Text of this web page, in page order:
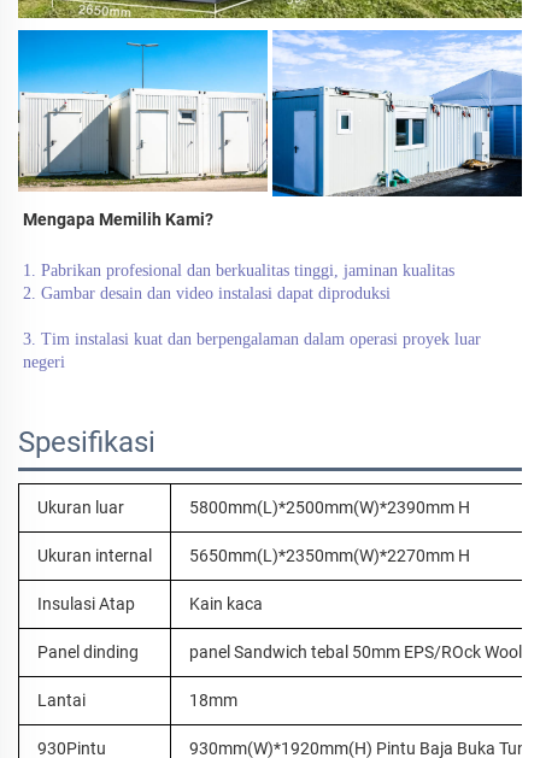
Mengapa Memilih Kami?
1. Pabrikan profesional dan berkualitas tinggi, jaminan kualitas
2. Gambar desain dan video instalasi dapat diproduksi
3. Tim instalasi kuat dan berpengalaman dalam operasi proyek luar
negeri
Spesifikasi
Ukuran luar 5800mm(L)*2500mm(W)*2390mm H
Ukuran internal 5650mm(L)*2350mm(W)*2270mm H
Insulasi Atap Kain kaca
Panel dinding panel Sandwich tebal 50mm EPS/ROck Wool
Lantai 18mm
930Pintu 930mm(W)*1920mm(H) Pintu Baja Buka